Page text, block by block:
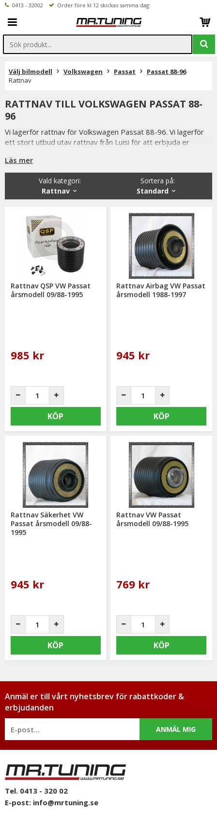
0413 - 32002 Order före kl 12 skickas samma dag
Välj bilmodell Volkswagen Passat
Passat 88-96
Rattnav
RATTNAV TILL VOLKSWAGEN PASSAT 88-
96
Vi lagerför rattnav för Volkswagen Passat 88-96. Vi lagerför
ett stort utbud utav rattnav från Luisi för att erbjuda er
Beställer du före klockan 12 skickas ordern samma dag.
Vi på Mr Tuning har själva ett stort intresse för bilstyling &
biltuning, därför vet vi att de produkter vi erbjuder håller
måttet då vi aldrig skulle erbjuda någonting vi själva inte skulle
Du har alltid 14 dagars returrätt och om du har några frågor
får du gärna kontakta oss då vi själva har ett brinnande
intresse för bilstyling & biltuning och svarar gladeligen på era
funderingar. På vardagar mellan 09 - 16 kan ni nå oss via
telefon: 0413-32002. Ni når oss även via
Läs mer
Sortera på:
Standard
Vald kategori:
Rattnav
Rattnav QSP VW Passat
årsmodell 09/88-1995
985 kr
KÖP
Rattnav Airbag VW Passat
årsmodell 1988-1997
945 kr
KÖP
Rattnav Säkerhet VW
Passat årsmodell 09/88-
1995
945 kr
KÖP
Rattnav VW Passat
årsmodell 09/88-1995
769 kr
KÖP
Anmäl er till vårt nyhetsbrev för rabattkoder &
erbjudanden
ANMÄL MIG
Tel. 0413 - 320 02
E-post: info@mrtuning.se